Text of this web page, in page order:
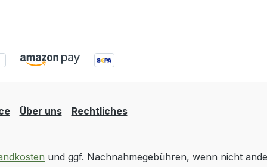
Über uns Rechtliches
und ggf. Nachnahmegebühren, wenn nicht